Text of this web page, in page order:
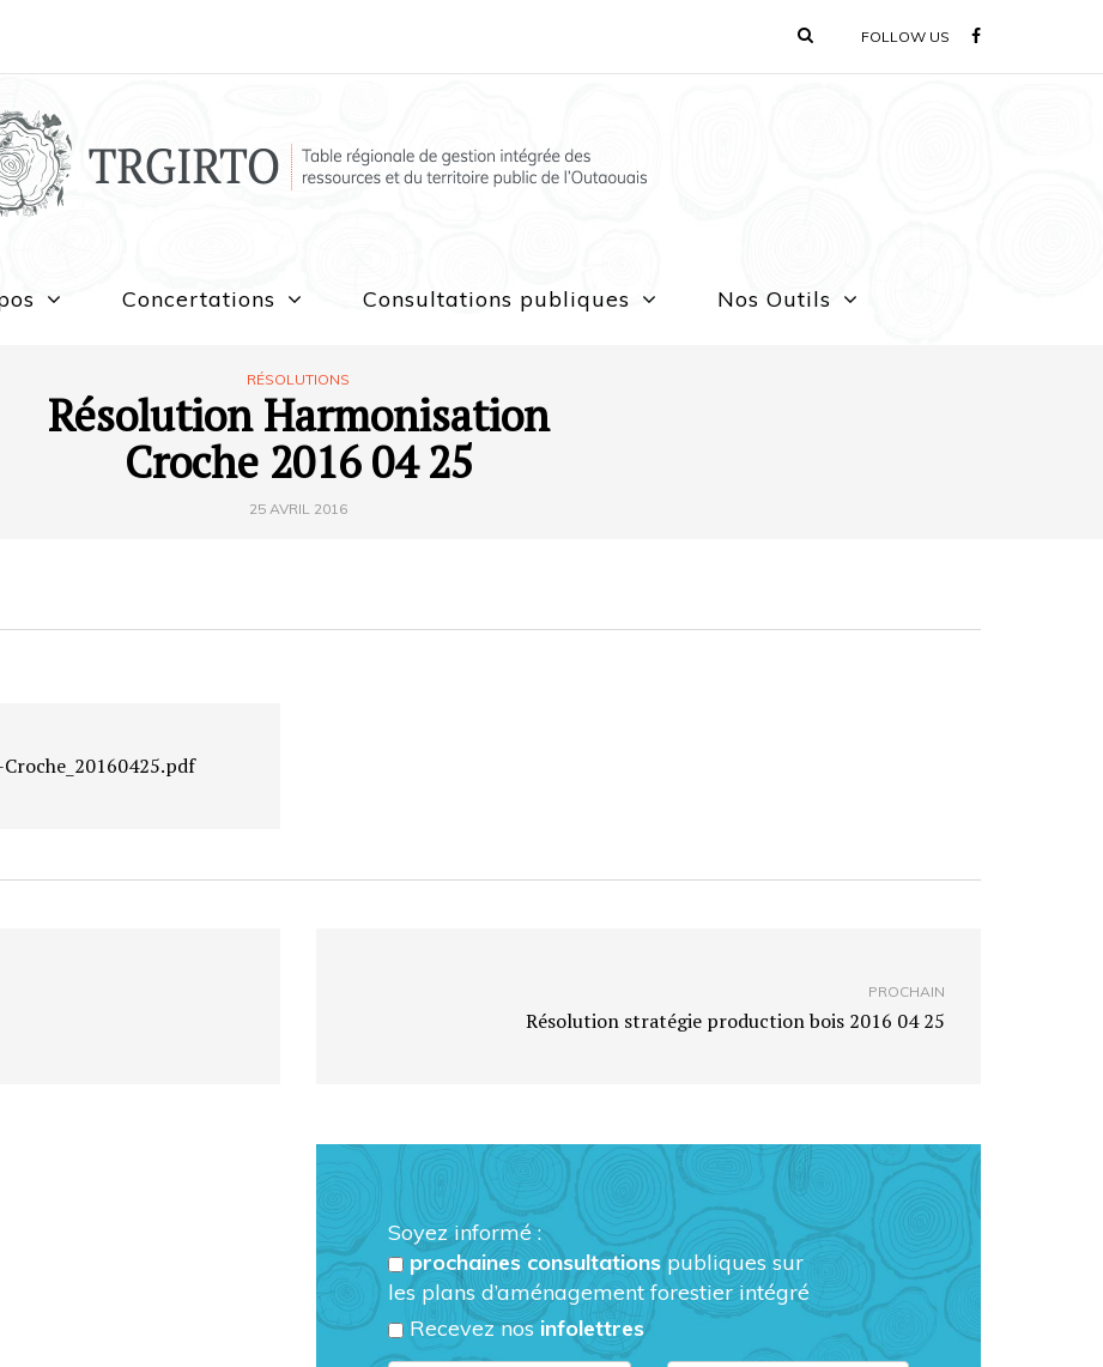
FOLLOW US
Concertations Consultations publiques Nos Outils
RÉSOLUTIONS
Résolution Harmonisation
Croche 2016 04 25
25 AVRIL 2016
PROCHAIN
Résolution stratégie production bois 2016 04 25
Soyez informé :
prochaines consultationspubliques sur
les plans d’aménagement forestier intégré
Recevez nosinfolettres